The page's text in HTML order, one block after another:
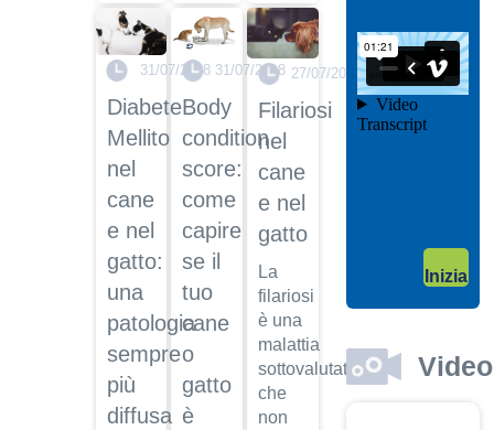
31/07/2018
Diabete
Mellito
nel
cane
e nel
gatto:
una
patologia
sempre
più
diffusa
31/07/2018
Body
condition
score:
come
capire
se il
tuo
cane
o
gatto
è
27/07/2018
Filariosi
nel
cane
e nel
gatto
La
filariosi
è una
malattia
sottovalutata
che
non
Inizia
Video
04/10/
Garanzie
post
vendita
04/10/
Adozione
Dott.
Albano
Guarda